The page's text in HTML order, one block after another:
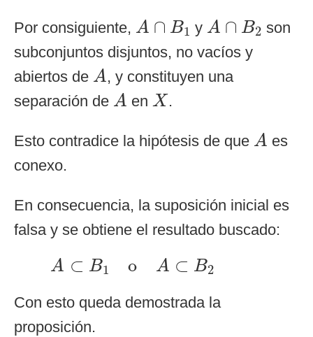
Por consiguiente, A ∩ B1
A ∩B 1 y A ∩ B2
A ∩B 2
son
subconjuntos disjuntos, no vacíos y
abiertos de A
A , y constituyen una
separación de A
A en X
X .
Esto contradice la hipótesis de que A
A es
conexo.
En consecuencia, la suposición inicial es
falsa y se obtiene el resultado buscado:
A ⊂ B1 o A ⊂ B2
A ⊂ ⊂B 2
Con esto queda demostrada la
proposición.